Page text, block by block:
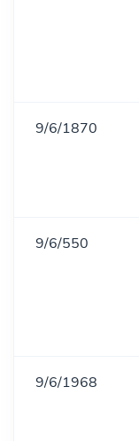
9/6/1870
9/6/550
9/6/1968